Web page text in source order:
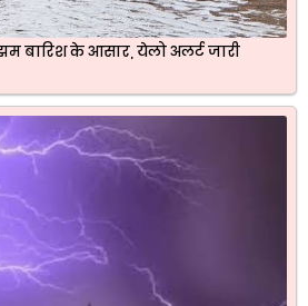
बारिश के आसार, येलो अलर्ट जारी